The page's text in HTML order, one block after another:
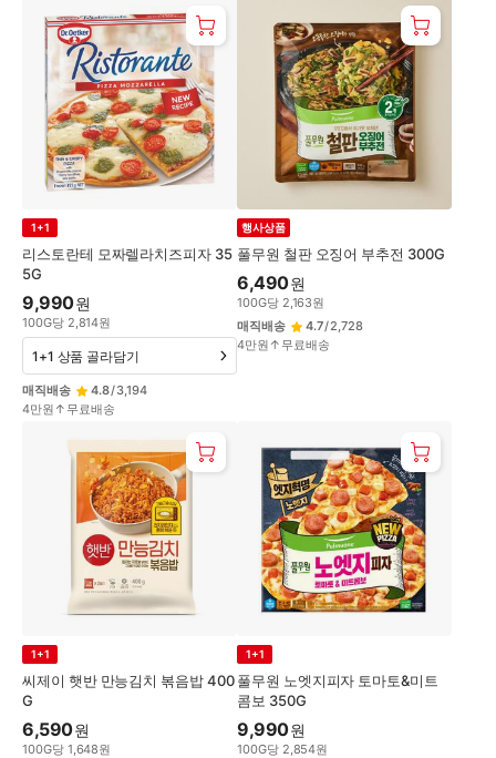
리스토란테 모짜렐라치즈피자 35
5G
1+1
9,990원
100G당 2,814원
매직배송 4.8/3,194
4만원↑무료배송
1+1 상품 골라담기
풀무원 철판 오징어 부추전 300G
행사상품
6,490원
100G당 2,163원
매직배송
4.7/2,728
4만원↑무료배송
씨제이 햇반 만능김치 볶음밥 400
G
1+1
6,590원
100G당 1,648원
풀무원 노엣지피자 토마토&미트
콤보 350G
1+1
9,990원
100G당 2,854원